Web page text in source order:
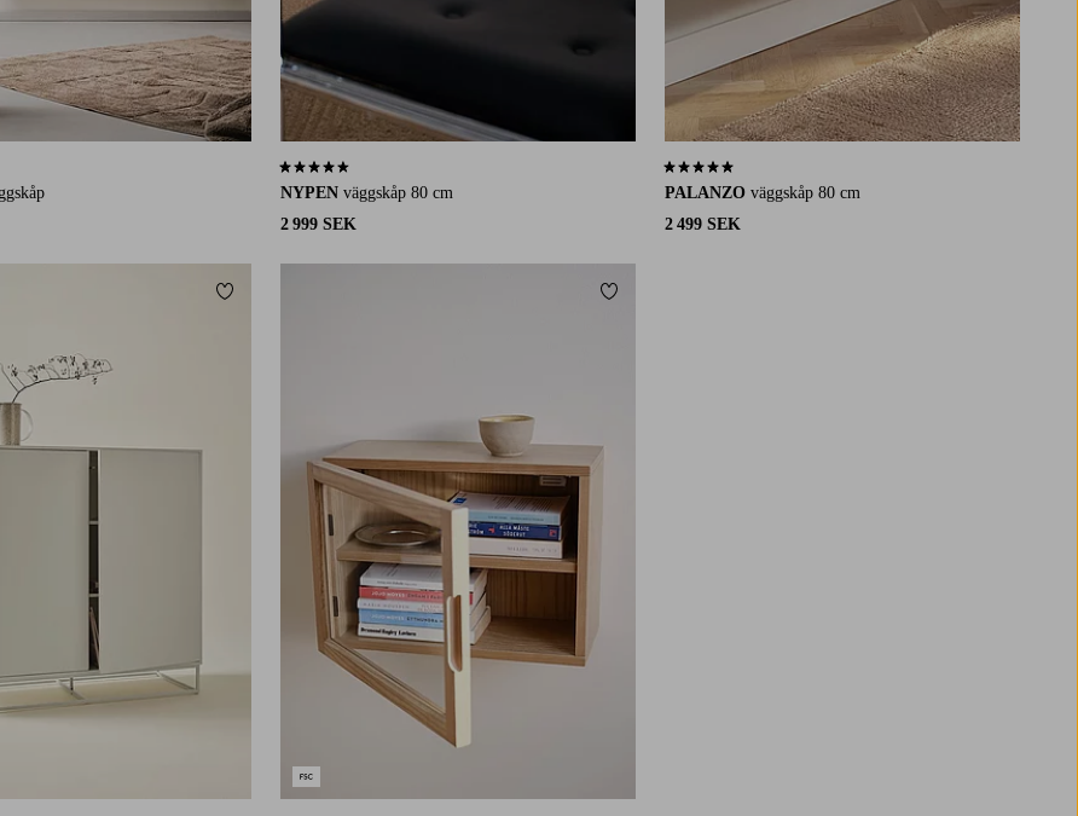
betyg
NYPEN väggskåp 80 cm
2 999 SEK
4,5 baserat på 2 st betyg
PALANZO väggskåp 80 cm
2 499 SEK
4,8 baserat på 6 st betyg
Lägg till i favoriter Lägg till i favoriter